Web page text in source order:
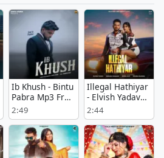
Ib Khush - Bintu
Pabra Mp3 Free
Download
2:49
Illegal Hathiyar
- Elvish Yadav
Free Mp3 Song
2:44